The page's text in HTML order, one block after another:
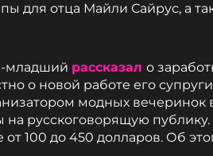
для отца Майли Сайрус, а
младший рассказал о
о новой работе его
модных
на русскоговорящую
100 до 450 долларов. Об